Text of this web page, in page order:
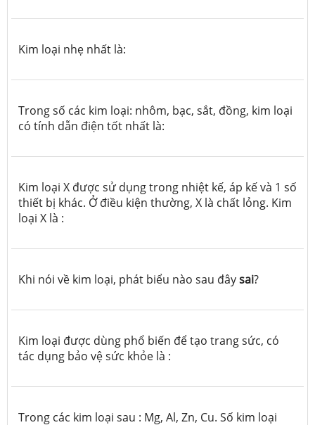
Kim loại nhẹ nhất là:
Trong số các kim loại: nhôm, bạc, sắt, đồng, kim loại
có tính dẫn điện tốt nhất là:
Kim loại X được sử dụng trong nhiệt kế, áp kế và 1 số
thiết bị khác. Ở điều kiện thường, X là chất lỏng. Kim
loại X là :
Khi nói về kim loại, phát biểu nào sau đâysai?
Kim loại được dùng phổ biến để tạo trang sức, có
tác dụng bảo vệ sức khỏe là :
Trong các kim loại sau : Mg, Al, Zn, Cu. Số kim loại